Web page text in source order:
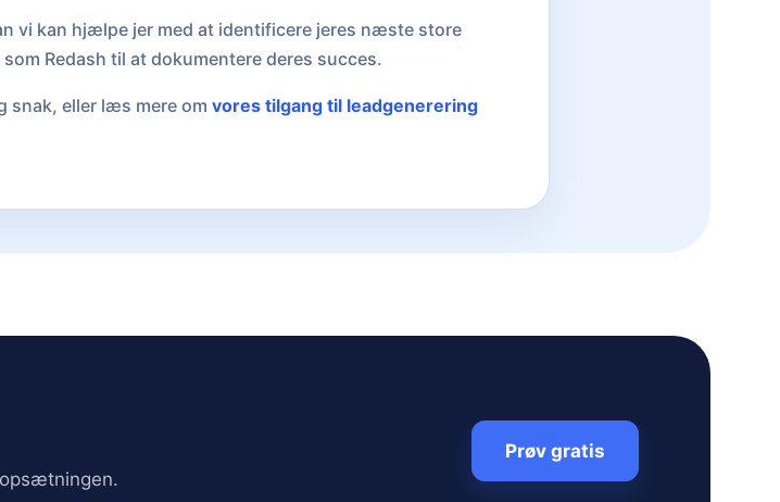
vi kan hjælpe jer med at identificere jeres næste store
Redash til at dokumentere deres succes.
snak, eller læs mere om vores tilgang til leadgenerering
Prøv gratis